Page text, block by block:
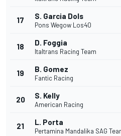
17 S. Garcia Dols
Pons Wegow Los40
18 D. Foggia
Italtrans Racing Team
19 B. Gomez
Fantic Racing
20 S. Kelly
American Racing
21 L. Porta
Pertamina Mandalika SAG